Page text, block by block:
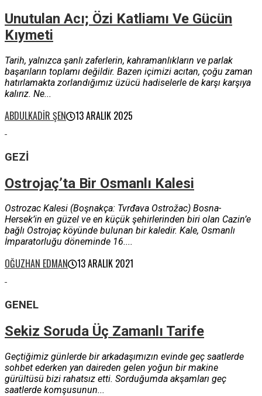
Unutulan Acı; Özi Katliamı Ve Gücün
Kıymeti
Tarih, yalnızca şanlı zaferlerin, kahramanlıkların ve parlak
başarıların toplamı değildir. Bazen içimizi acıtan, çoğu zaman
hatırlamakta zorlandığımız üzücü hadiselerle de karşı karşıya
kalırız. Ne...
ABDULKADIR ŞEN 13 ARALIK 2025
GEZI
Ostrojaç’ta Bir Osmanlı Kalesi
Ostrozac Kalesi (Boşnakça: Tvrđava Ostrožac) Bosna-
Hersek’in en güzel ve en küçük şehirlerinden biri olan Cazin’e
bağlı Ostrojaç köyünde bulunan bir kaledir. Kale, Osmanlı
İmparatorluğu döneminde 16....
OĞUZHAN EDMAN 13 ARALIK 2021
GENEL
Sekiz Soruda Üç Zamanlı Tarife
Geçtiğimiz günlerde bir arkadaşımızın evinde geç saatlerde
sohbet ederken yan daireden gelen yoğun bir makine
gürültüsü bizi rahatsız etti. Sorduğumda akşamları geç
saatlerde komşusunun...